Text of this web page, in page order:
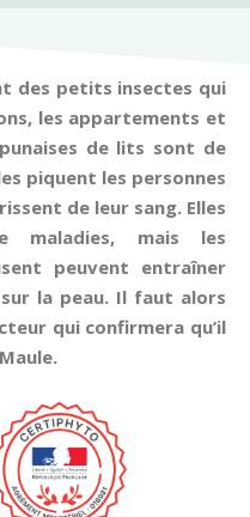
des petits insectes qui
les appartements et
de lits sont de
piquent les personnes
de leur sang. Elles
maladies, mais les
peuvent entraîner
la peau. Il faut alors
qui confirmera qu’il